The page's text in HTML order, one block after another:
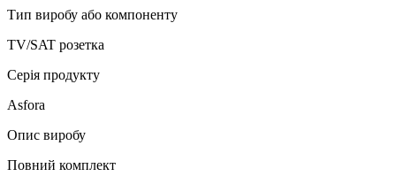
Тип виробу або компоненту
TV/SAT розетка
Серія продукту
Asfora
Опис виробу
Повний комплект